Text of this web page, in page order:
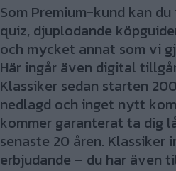
Som Premium-kund kan
quiz, djuplodande
och mycket annat som vi
Här ingår även digital
Klassiker sedan starten
nedlagd och inget nytt
kommer garanterat ta dig
senaste 20 åren. Klassiker
erbjudande – du har även